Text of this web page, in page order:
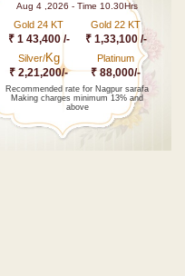
Aug 4 ,2026 - Time 10.30Hrs
Gold 24 KT
₹ 1 43,400 /-
Gold 22 KT
₹ 1,33,100 /-
Silver/Kg
₹ 2,21,200/-
Platinum
₹ 88,000/-
Recommended rate for Nagpur sarafa
Making charges minimum 13% and
above